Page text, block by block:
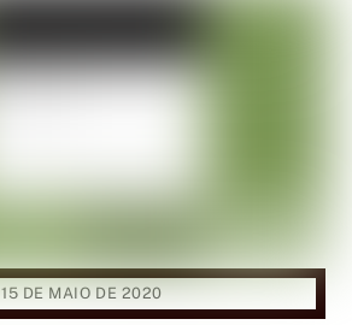
15 DE MAIO DE 2020